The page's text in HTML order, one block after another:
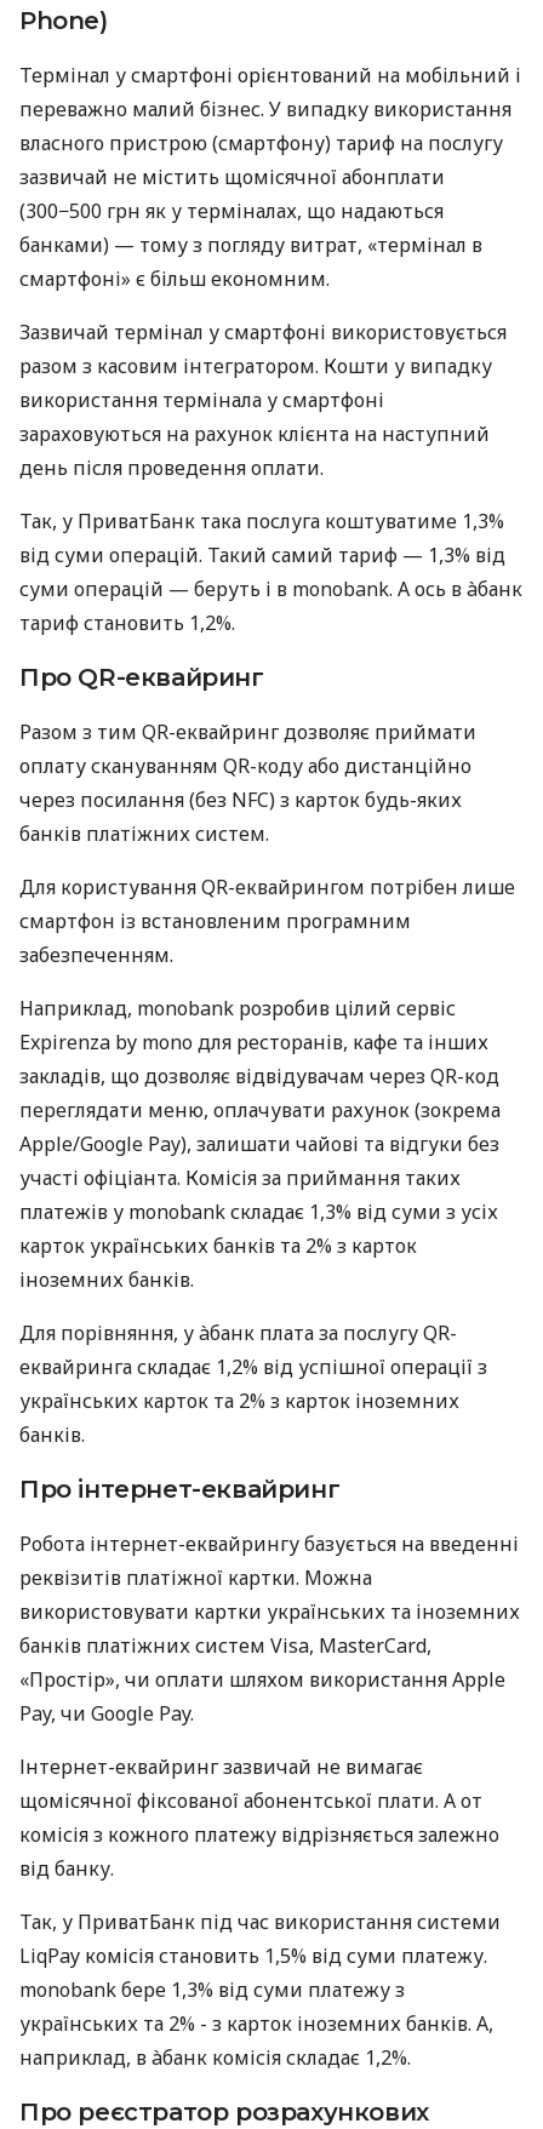
Phone)
Термінал у смартфоні орієнтований на мобільний і
переважно малий бізнес. У випадку використання
власного пристрою (смартфону) тариф на послугу
зазвичай не містить щомісячної абонплати
(300−500 грн як у терміналах, що надаються
банками) — тому з погляду витрат, «термінал в
смартфоні» є більш економним.
Зазвичай термінал у смартфоні використовується
разом з касовим інтегратором. Кошти у випадку
використання термінала у смартфоні
зараховуються на рахунок клієнта на наступний
день після проведення оплати.
Так, у ПриватБанк така послуга коштуватиме 1,3%
від суми операцій. Такий самий тариф — 1,3% від
суми операцій — беруть і в monobank. А ось в àбанк
тариф становить 1,2%.
Про QR-еквайринг
Разом з тим QR-еквайринг дозволяє приймати
оплату скануванням QR-коду або дистанційно
через посилання (без NFC) з карток будь-яких
банків платіжних систем.
Для користування QR-еквайрингом потрібен лише
смартфон із встановленим програмним
забезпеченням.
Наприклад, monobank розробив цілий сервіс
Expirenza by mono для ресторанів, кафе та інших
закладів, що дозволяє відвідувачам через QR-код
переглядати меню, оплачувати рахунок (зокрема
Apple/Google Pay), залишати чайові та відгуки без
участі офіціанта. Комісія за приймання таких
платежів у monobank складає 1,3% від суми з усіх
карток українських банків та 2% з карток
іноземних банків.
Для порівняння, у àбанк плата за послугу QR-
еквайринга складає 1,2% від успішної операції з
українських карток та 2% з карток іноземних
банків.
Про інтернет-еквайринг
Робота інтернет-еквайрингу базується на введенні
реквізитів платіжної картки. Можна
використовувати картки українських та іноземних
банків платіжних систем Visa, MasterCard,
«Простір», чи оплати шляхом використання Apple
Pay, чи Google Pay.
Інтернет-еквайринг зазвичай не вимагає
щомісячної фіксованої абонентської плати. А от
комісія з кожного платежу відрізняється залежно
від банку.
Так, у ПриватБанк під час використання системи
LiqPay комісія становить 1,5% від суми платежу.
monobank бере 1,3% від суми платежу з
українських та 2% - з карток іноземних банків. А,
наприклад, в àбанк комісія складає 1,2%.
Про реєстратор розрахункових